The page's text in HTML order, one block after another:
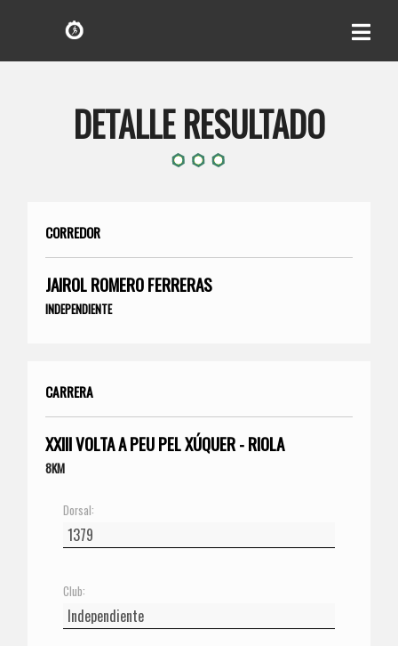
DETALLE RESULTADO
CORREDOR
JAIROL ROMERO FERRERAS
INDEPENDIENTE
CARRERA
XXIII VOLTA A PEU PEL XÚQUER - RIOLA
8KM
Dorsal:
Club: